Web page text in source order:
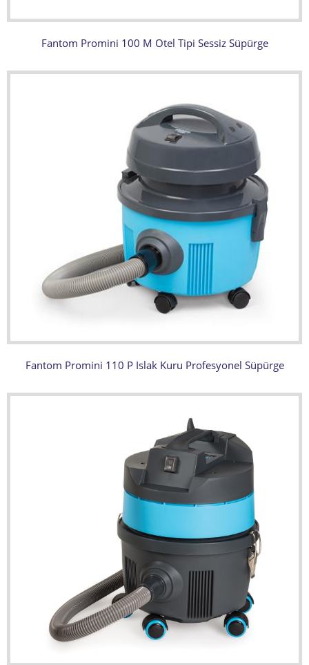
Fantom Promini 100 M Otel Tipi Sessiz Süpürge
Fantom Promini 110 P Islak Kuru Profesyonel Süpürge